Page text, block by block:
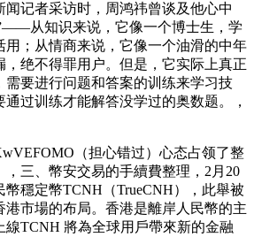
闻记者采访时，周鸿祎曾谈及他心中
从知识来说，它像一个博士生，学
用；从情商来说，它像一个油滑的中年
，绝不得罪用户。但是，它实际上真正
需要进行问题和答案的训练来学习技
过训练才能解答没学过的奥数题。，
（担心错过）心态占领了整
三、幣安交易的手續費整理，2月20
幣穩定幣TCNH（TrueCNH），此舉被
港市場的布局。香港是離岸人民幣的主
線TCNH 將為全球用戶帶來新的金融